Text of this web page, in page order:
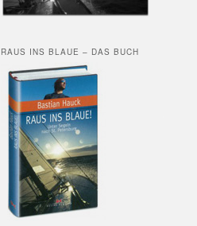
RAUS INS BLAUE – DAS BUCH